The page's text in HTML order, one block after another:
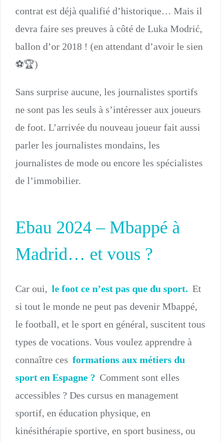
contrat est déjà qualifié d’historique… Mais il
devra faire ses preuves à côté de Luka Modrić,
ballon d’or 2018 ! (en attendant d’avoir le sien
⚽🏆)
Sans surprise aucune, les journalistes sportifs
ne sont pas les seuls à s’intéresser aux joueurs
de foot. L’arrivée du nouveau joueur fait aussi
parler les journalistes mondains, les
journalistes de mode ou encore les spécialistes
de l’immobilier.
Ebau 2024 – Mbappé à
Madrid… et vous ?
Car oui, le foot ce n’est pas que du sport. Et
si tout le monde ne peut pas devenir Mbappé,
le football, et le sport en général, suscitent tous
types de vocations. Vous voulez apprendre à
connaître ces formations aux métiers du
sport en Espagne ? Comment sont elles
accessibles ? Des cursus en management
sportif, en éducation physique, en
kinésithérapie sportive, en sport business, ou